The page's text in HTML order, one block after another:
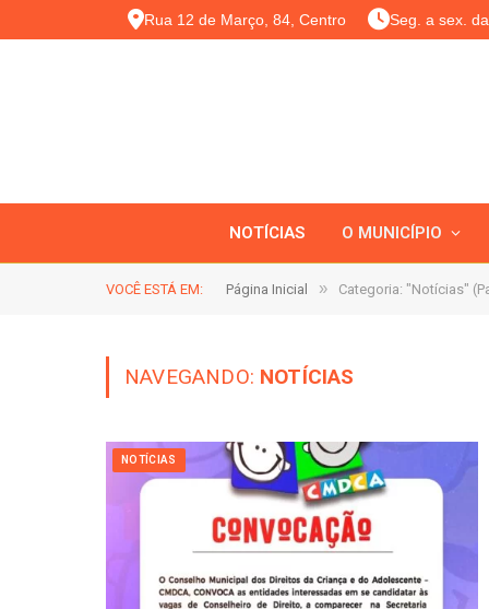
Rua 12 de Março, 84, Centro Seg. a sex.
NOTÍCIAS O MUNICÍPIO
VOCÊ ESTÁ EM: Página Inicial » Categoria: "Notícias"
NAVEGANDO: NOTÍCIAS
NOTÍCIAS